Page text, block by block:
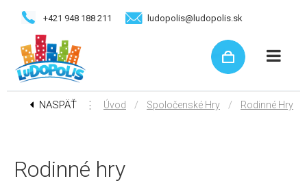
+421 948 188 211 ludopolis@ludopolis.sk
NASPÄŤ ⋮ Úvod / Spoločenské Hry / Rodinné Hry
Rodinné hry